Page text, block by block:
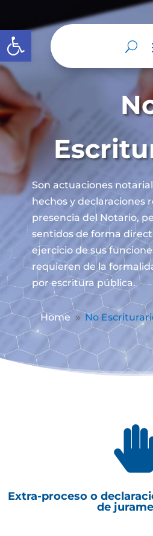
Abrir barra de herramientas
Son actuaciones
hechos y declaraciones
presencia del Notario,
sentidos de forma
ejercicio de sus
requieren de la
por escritura pública.
Home 9 No
Extra-proceso o
de